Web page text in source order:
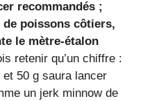
recommandés ;
poissons côtiers,
le mètre‑étalon
retenir qu’un chiffre :
50 g saura lancer
un jerk minnow de